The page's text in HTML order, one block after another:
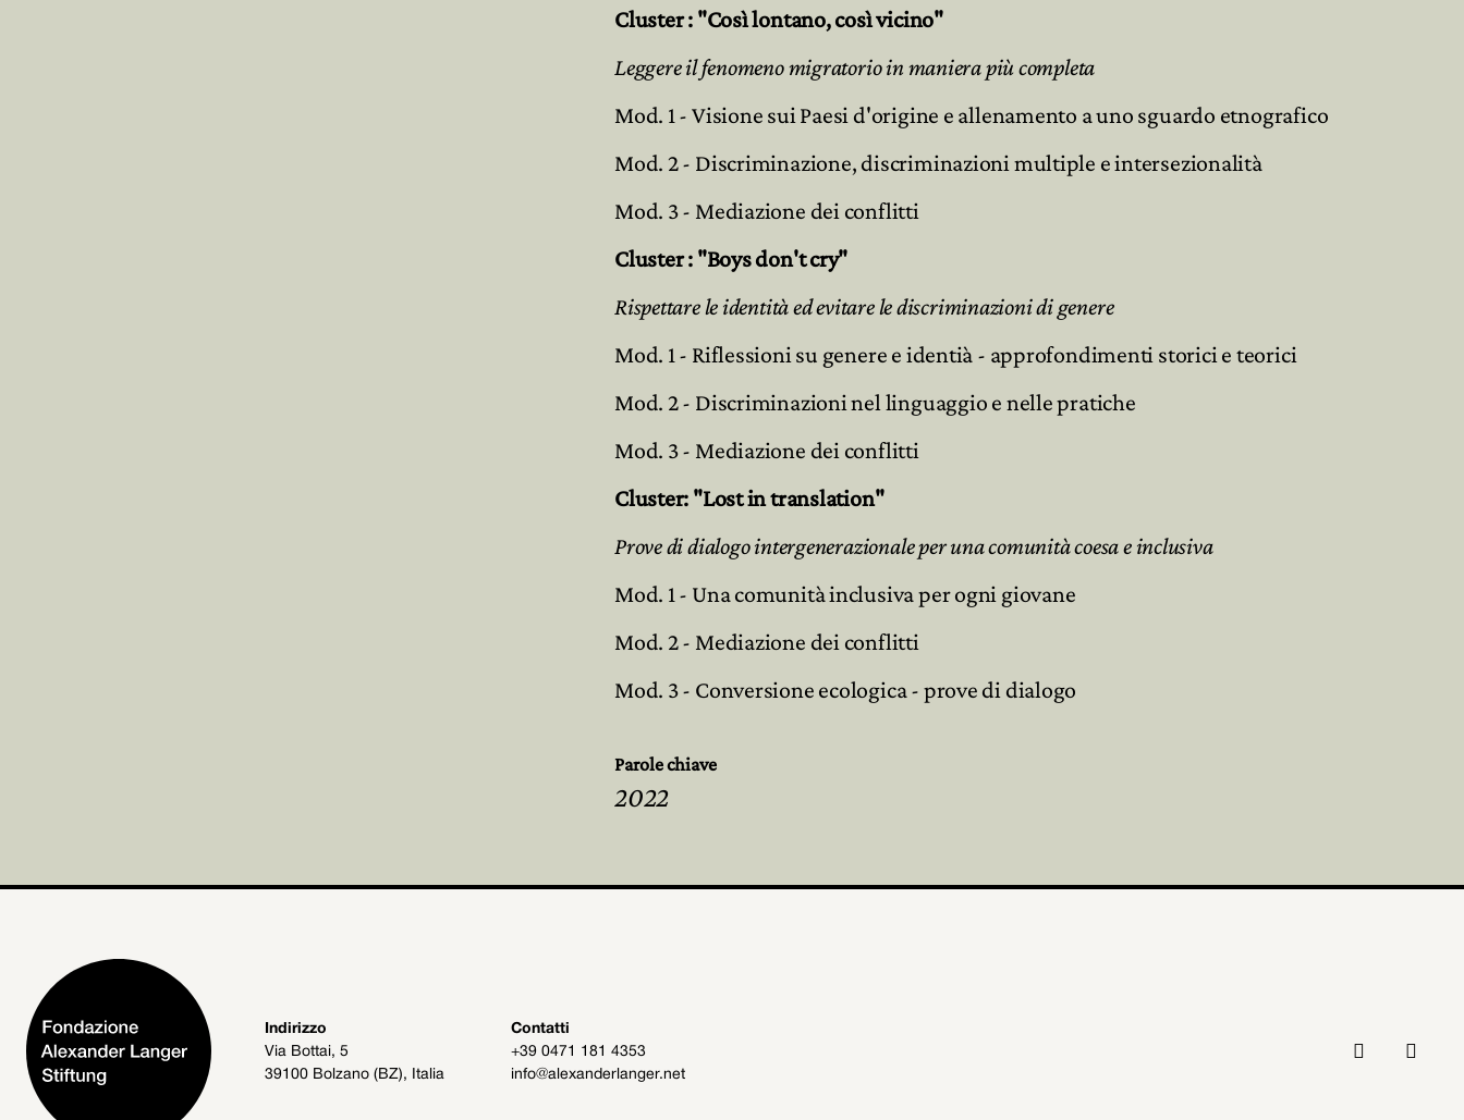
Cluster : "Così lontano, così vicino"
Leggere il fenomeno migratorio in maniera più completa
Mod. 1 - Visione sui Paesi d'origine e allenamento a uno sguardo etnografico
Mod. 2 - Discriminazione, discriminazioni multiple e intersezionalità
Mod. 3 - Mediazione dei conflitti
Cluster : "Boys don't cry"
Rispettare le identità ed evitare le discriminazioni di genere
Mod. 1 - Riflessioni su genere e identià - approfondimenti storici e teorici
Mod. 2 - Discriminazioni nel linguaggio e nelle pratiche
Mod. 3 - Mediazione dei conflitti
Cluster: "Lost in translation"
Prove di dialogo intergenerazionale per una comunità coesa e inclusiva
Mod. 1 - Una comunità inclusiva per ogni giovane
Mod. 2 - Mediazione dei conflitti
Mod. 3 - Conversione ecologica - prove di dialogo
Parole chiave
2022
Indirizzo
Via Bottai, 5
39100 Bolzano (BZ), Italia
Contatti
+39 0471 181 4353
info@alexanderlanger.net
 